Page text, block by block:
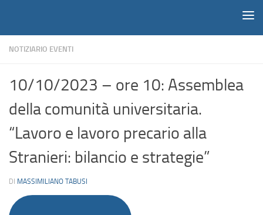
NOTIZIARIO EVENTI
10/10/2023 – ore 10: Assemblea
della comunità universitaria.
“Lavoro e lavoro precario alla
Stranieri: bilancio e strategie”
DI MASSIMILIANO TABUSI